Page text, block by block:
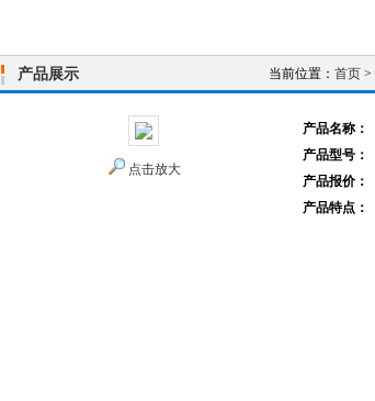
产品展示 当前位置： 首页 >
点击放大
产品名称：
产品型号：
产品报价：
产品特点：